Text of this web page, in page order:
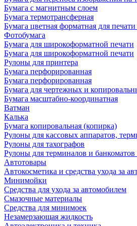
Бумага с магнитным слоем
Бумага термотрансферная
Бумага цветная форматная для
Фотобумага
Бумага для широкоформатной печати
Бумага для широкоформатной печати
Рулоны для принтера
Бумага перфорированная
Бумага перфорированная
Бумага для чертежных и
Бумага масштабно-координатная
Ватман
Калька
Бумага копировальная (копирка)
Рулоны для кассовых аппаратов,
Рулоны для тахографов
Рулоны для терминалов и банкоматов
Автотовары
Автокосметика и средства ухода за
Минимойки
Средства для ухода за автомобилем
Смазочные материалы
Средства для минимоек
Незамерзающая жидкость